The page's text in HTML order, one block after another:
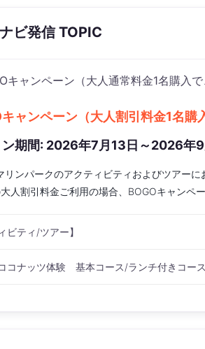
ビ発信 TOPIC
キャンペーン（大人通常料金1名購入
ャンペーン（大人割引料金1名購
ン期間: 2026年7月13日～2026年
リンパークのアクティビティおよびツアー
人割引料金ご利用の場合、BOGOキャンペ
ビティ/ツアー】
コナッツ体験 基本コース/ランチ付きコー